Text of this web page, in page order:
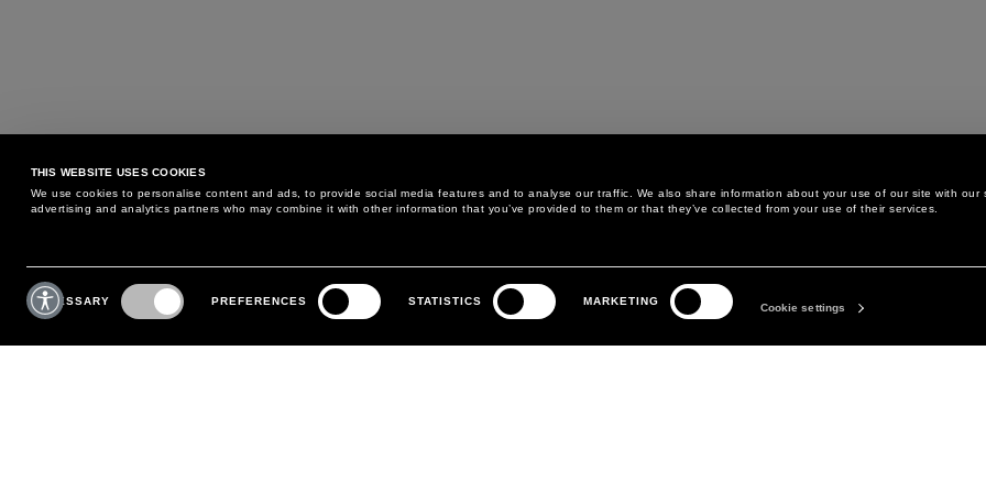
THIS WEBSITE USES COOKIES
We use cookies to personalise content and ads, to provide social media features and to analyse our traffic. We also share information about your use of our site with our
advertising and analytics partners who may combine it with other information that you’ve provided to them or that they’ve collected from your use of their services.
Consent
Selection
NECESSARY PREFERENCES STATISTICS MARKETING
Cookie settings
BESOIN D'AIDE ?
TÉLÉPHONE :
+39 02 8295 6969
DU LUNDI AU VENDREDI
SERVICE CLIENTS
POLITIQUE D'ÉCHANGE ET
LEGAL AREA
POLITIQUE DE
CONFIDENTIALITÉ
LA MARQUE
ABOUT